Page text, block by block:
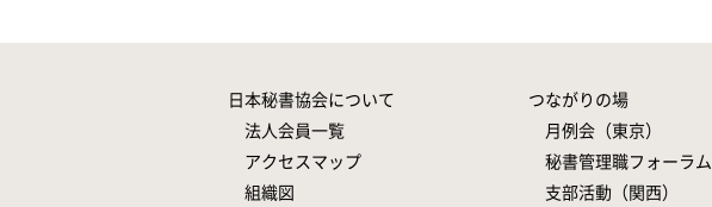
日本秘書協会について
法人会員一覧
アクセスマップ
組織図
つながりの場
月例会（東京）
秘書管理職フォーラム
支部活動（関西）